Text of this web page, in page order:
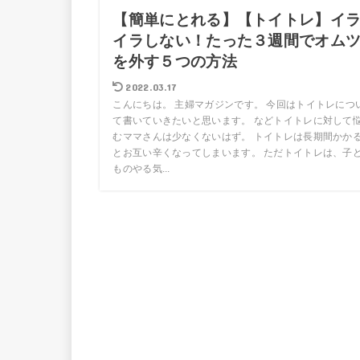
【簡単にとれる】【トイトレ】イラ
イラしない！たった３週間でオムツ
を外す５つの方法
2022.03.17
こんにちは。 主婦マガジンです。 今回はトイトレにつ
て書いていきたいと思います。 などトイトレに対して
むママさんは少なくないはず。 トイトレは長期間かか
とお互い辛くなってしまいます。 ただトイトレは、子
ものやる気...